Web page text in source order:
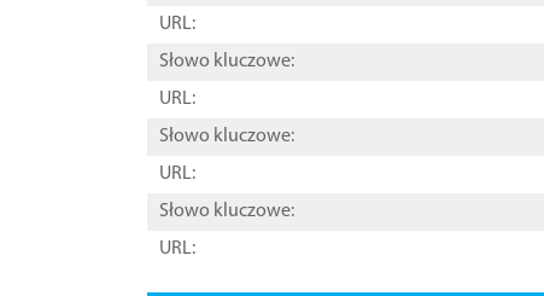
URL:
Słowo kluczowe:
URL:
Słowo kluczowe:
URL:
Słowo kluczowe:
URL: